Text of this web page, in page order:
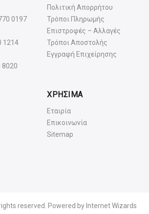
0197
1214
8020
Πολιτική Απορρήτου
Τρόποι Πληρωμής
Επιστροφές – Αλλαγές
Τρόποι Αποστολής
Εγγραφή Επιχείρησης
ΧΡΗΣΙΜΑ
Εταιρία
Επικοινωνία
Sitemap
reserved. Powered by Internet Wizards